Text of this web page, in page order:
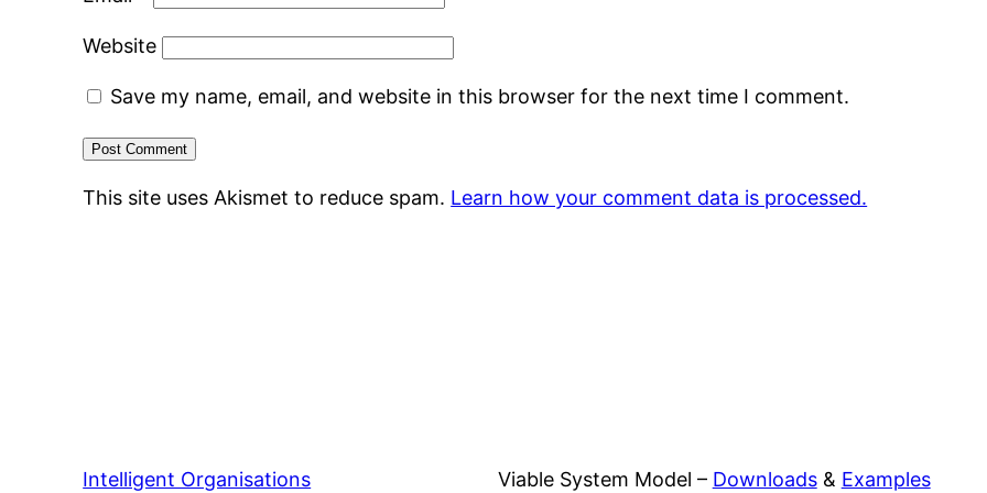
Website
Save my name, email, and website in this browser for the next time I comment.
This site uses Akismet to reduce spam. Learn how your comment data is processed.
Intelligent Organisations Viable System Model – Downloads& Examples